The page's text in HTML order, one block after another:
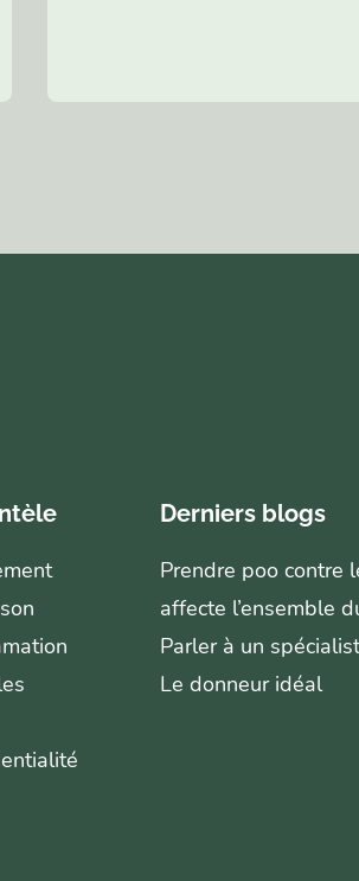
Derniers blogs
Prendre poo contre
affecte l’ensemble
Parler à un
Le donneur idéal